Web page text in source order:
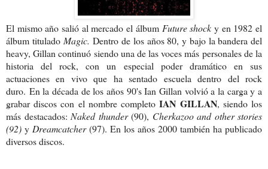
El mismo año salió al mercado el álbum Future shock y en 1982 el
álbum tituladoMagic. Dentro de los años 80, y bajo la bandera del
heavy, Gillan continuó siendo una de las voces más personales de la
historia del rock, con un especial poder dramático en sus
actuaciones en vivo que ha sentado escuela dentro del rock
duro. En la década de los años 90's Ian Gillan volvió a la carga y a
grabar discos con el nombre completoIAN GILLAN, siendo los
más destacados: Naked thunder(90), Cherkazoo and other stories
(92) y Dreamcatcher(97). En los años 2000 también ha publicado
diversos discos.